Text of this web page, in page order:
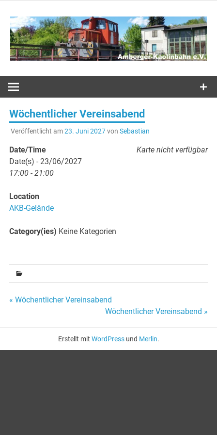
Inhalt
springen
Amberger
Kaolinbahn
e.V.
Wöchentlicher Vereinsabend
Veröffentlicht am23. Juni 2027von Sebastian
Karte nicht verfügbar
Date/Time
Date(s) - 23/06/2027
17:00 - 21:00
Location
AKB-Gelände
Category(ies) Keine Kategorien
Beitragsnavigation
« Wöchentlicher Vereinsabend
Wöchentlicher Vereinsabend »
Erstellt mit WordPressund Merlin.